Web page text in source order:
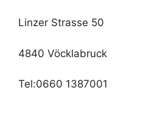
Linzer Strasse 50
4840 Vöcklabruck
Tel:0660 1387001